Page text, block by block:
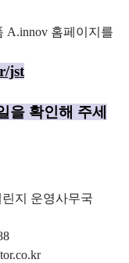
A.innov 홈페이지를
jst
확인해 주세
린지 운영사무국